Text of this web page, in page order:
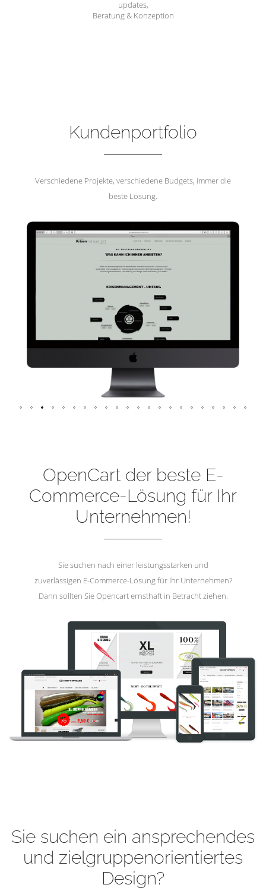
updates,
Beratung & Konzeption
Kundenportfolio
Verschiedene Projekte, verschiedene Budgets, immer die
beste Lösung.
OpenCart der beste E-
Commerce-Lösung für Ihr
Unternehmen!
Sie suchen nach einer leistungsstarken und
zuverlässigen E-Commerce-Lösung für Ihr Unternehmen?
Dann sollten Sie Opencart ernsthaft in Betracht ziehen.
Sie suchen ein ansprechendes
und zielgruppenorientiertes
Design?